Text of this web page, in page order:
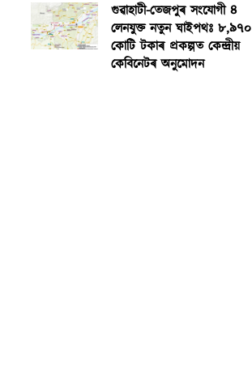
গুৱাহাটী-তেজপুৰ সংযোগী ৪
লেনযুক্ত নতুন ঘাইপথঃ ৮,৯৭০
কোটি টকাৰ প্ৰকল্পত কেন্দ্ৰীয়
কেবিনেটৰ অনুমোদন